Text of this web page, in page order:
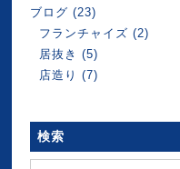
ブログ (23)
フランチャイズ (2)
居抜き (5)
店造り (7)
検索